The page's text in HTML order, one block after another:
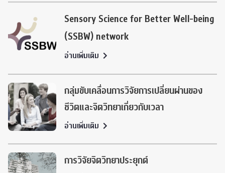
Sensory Science for Better Well-being
(SSBW) network
อ่านเพิ่มเติม
กลุ่มขับเคลื่อนการวิจัยการเปลี่ยนผ่านของ
ชีวิตและจิตวิทยาเกี่ยวกับเวลา
อ่านเพิ่มเติม
การวิจัยจิตวิทยาประยุกต์